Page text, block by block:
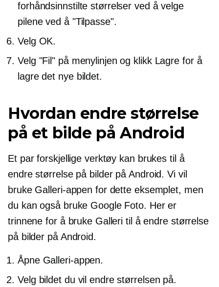
forhåndsinnstilte størrelser ved å velge
pilene ved å "Tilpasse".
Velg OK.
Velg "Fil" på menylinjen og klikk Lagre for å
lagre det nye bildet.
Hvordan endre størrelse
på et bilde på Android
Et par forskjellige verktøy kan brukes til å
endre størrelse på bilder på Android. Vi vil
bruke Galleri-appen for dette eksemplet, men
du kan også bruke Google Foto. Her er
trinnene for å bruke Galleri til å endre størrelse
på bilder på Android.
Åpne Galleri-appen.
Velg bildet du vil endre størrelsen på.